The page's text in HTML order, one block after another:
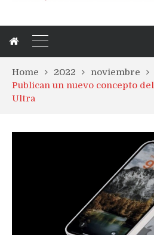
Home 2022 noviembre
Publican un nuevo concepto
Ultra